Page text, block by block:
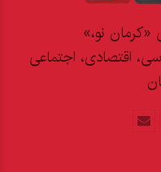
نو،»
اقتصادی، اجتماعی